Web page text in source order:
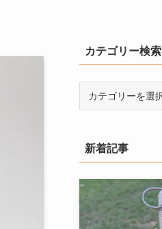
カテゴリー検索
ー
検
索
新着記事